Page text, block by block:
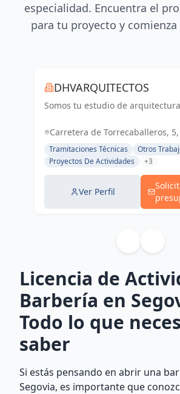
especialidad. Encuentra el
para tu proyecto y
DHVARQUITECTOS
Somos tu estudio de
Carretera de Torrecaballeros,
San Ildefonso, España, España
Tramitaciones Técnicas
Otros
Proyectos De Actividades
+3
Ver Perfil
Licencia de
Barbería en
Todo lo que
saber
Si estás pensando en abrir una
Segovia, es importante que